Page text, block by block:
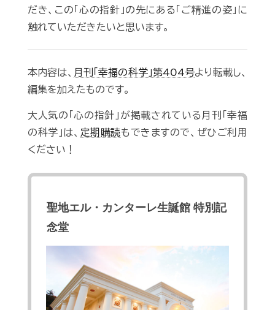
だき、この「心の指針」の先にある「ご精進の姿」に
触れていただきたいと思います。
本内容は、 月刊「幸福の科学」第404号より転載し、
編集を加えたものです。
大人気の「心の指針」が掲載されている月刊「幸福
の科学」は、 定期購読もできますので、ぜひご利用
ください！
聖地エル・カンターレ生誕館 特別記
念堂